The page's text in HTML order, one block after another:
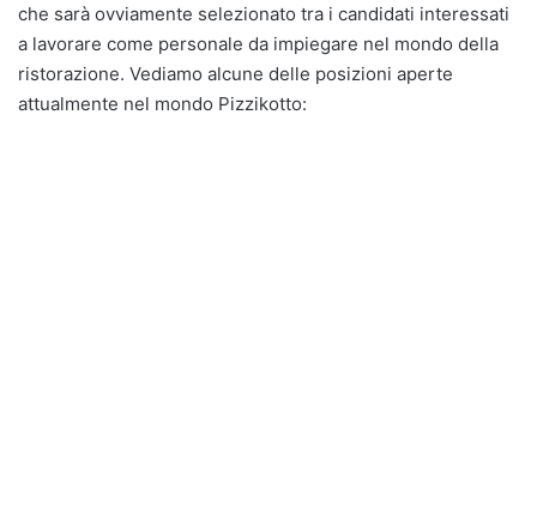
che sarà ovviamente selezionato tra i candidati interessati
a lavorare come personale da impiegare nel mondo della
ristorazione. Vediamo alcune delle posizioni aperte
attualmente nel mondo Pizzikotto: